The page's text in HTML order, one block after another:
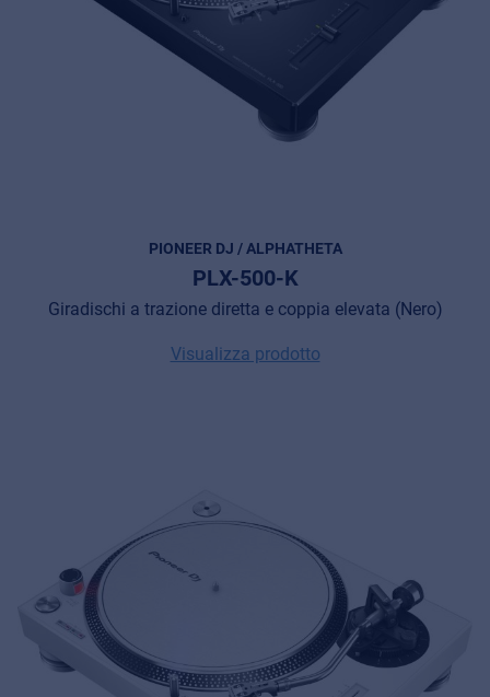
PIONEER DJ / ALPHATHETA
PLX-500-K
Giradischi a trazione diretta e coppia elevata (Nero)
Visualizza prodotto